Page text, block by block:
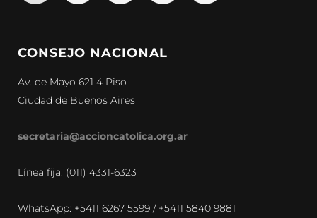
CONSEJO NACIONAL
Av. de Mayo 621 4 Piso
Ciudad de Buenos Aires
secretaria@accioncatolica.org.ar
Línea fija: (011) 4331-6323
WhatsApp: +5411 6267 5599 / +5411 5840 9881